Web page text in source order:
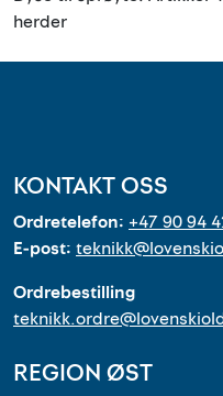
herder
KONTAKT OSS
Ordretelefon: +47 90 94
E-post:
Ordrebestilling
REGION ØST